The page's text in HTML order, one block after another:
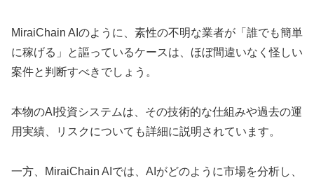
MiraiChain AIのように、素性の不明な業者が「誰でも簡単
に稼げる」と謳っているケースは、ほぼ間違いなく怪しい
案件と判断すべきでしょう。
本物のAI投資システムは、その技術的な仕組みや過去の運
用実績、リスクについても詳細に説明されています。
一方、MiraiChain AIでは、AIがどのように市場を分析し、